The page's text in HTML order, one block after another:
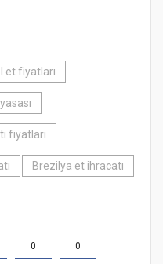
et fiyatları
fiyatları
Brezilya et ihracatı
0 0